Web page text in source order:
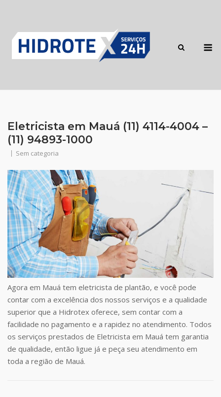
content
Eletricista em Mauá (11) 4114-4004 –
(11) 94893-1000
Sem categoria
Agora em Mauá tem eletricista de plantão, e você pode
contar com a excelência dos nossos serviços e a qualidade
superior que a Hidrotex oferece, sem contar com a
facilidade no pagamento e a rapidez no atendimento. Todos
os serviços prestados de Eletricista em Mauá tem garantia
de qualidade, então ligue já e peça seu atendimento em
toda a região de Mauá.